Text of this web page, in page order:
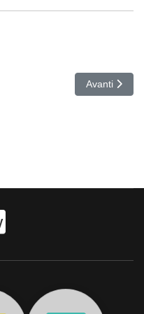
Articolo
Avanti